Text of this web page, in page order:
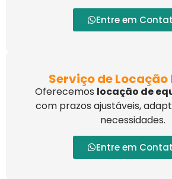
Entre em
Serviço de Locação
Oferecemos locação de
com prazos ajustáveis,
necessidades.
Entre em